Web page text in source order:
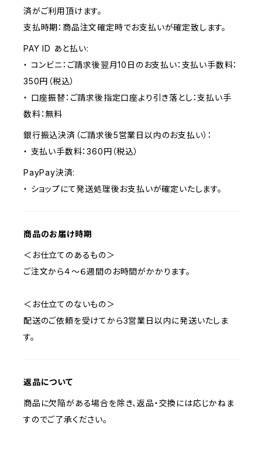
済がご利用頂けます。
支払時期：商品注文確定時でお支払いが確定致します。
PAY ID あと払い:
・ コンビニ：ご請求後翌月10日のお支払い：支払い手数料：
350円（税込）
・ 口座振替：ご請求後指定口座より引き落とし：支払い手
数料：無料
銀行振込決済（ご請求後5営業日以内のお支払い）：
・ 支払い手数料：360円（税込）
PayPay決済:
・ ショップにて発送処理後お支払いが確定いたします。
商品のお届け時期
＜お仕立てのあるもの＞
ご注文から４～６週間のお時間がかかります。
＜お仕立てのないもの＞
配送のご依頼を受けてから3営業日以内に発送いたしま
す。
返品について
商品に欠陥がある場合を除き、返品・交換には応じかねま
すのでご了承ください。